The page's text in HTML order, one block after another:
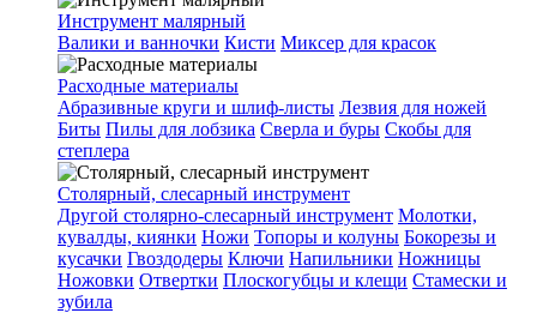
Инструмент малярный
Валики и ванночки Кисти Миксер для красок
Расходные материалы
Абразивные круги и шлиф-листы Лезвия для ножей
Биты Пилы для лобзика Сверла и буры Скобы для
степлера
Столярный, слесарный инструмент
Другой столярно-слесарный инструмент Молотки,
кувалды, киянки Ножи Топоры и колуны Бокорезы и
кусачки Гвоздодеры Ключи Напильники Ножницы
Ножовки Отвертки Плоскогубцы и клещи Стамески и
зубила